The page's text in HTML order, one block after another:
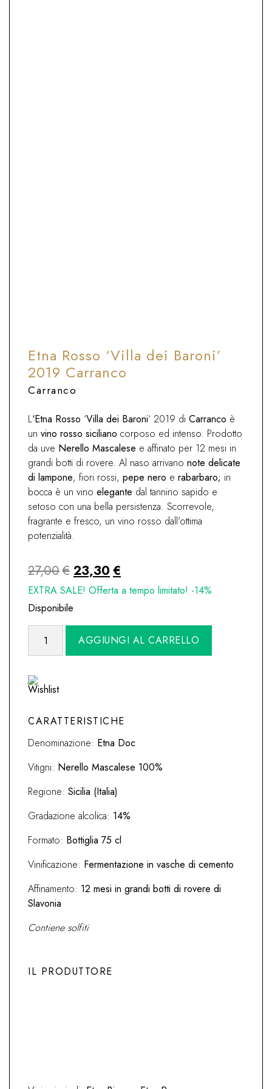
Etna Rosso ‘Villa dei Baroni’
2019 Carranco
Carranco
L‘Etna Rosso ‘Villa dei Baroni‘ 2019 di Carranco è
un vino rosso siciliano corposo ed intenso. Prodotto
da uve Nerello Mascalese e affinato per 12 mesi in
grandi botti di rovere. Al naso arrivano note delicate
di lampone, fiori rossi, pepe nero e rabarbaro; in
bocca è un vino elegante dal tannino sapido e
setoso con una bella persistenza. Scorrevole,
fragrante e fresco, un vino rosso dall’ottima
potenzialità.
27,00€ Il
prezzo
era:
27,00€.
23,30 €
prezzo
è:
23,30€.
EXTRA SALE! Offerta a tempo limitato! -14%
Disponibile
Rosso
dei
Baroni'
Carranco
AGGIUNGI AL CARRELLO
CARATTERISTICHE
Denominazione: Etna Doc
Vitigni: Nerello Mascalese 100%
Regione: Sicilia (Italia)
Gradazione alcolica: 14%
Formato: Bottiglia 75 cl
Vinificazione: Fermentazione in vasche di cemento
Affinamento: 12 mesi in grandi botti di rovere di
Slavonia
Contiene solfiti
IL PRODUTTORE